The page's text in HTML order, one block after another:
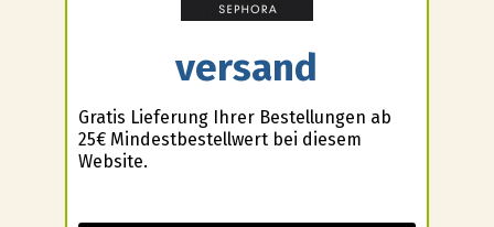
versand
Gratis Lieferung Ihrer Bestellungen ab
25€ Mindestbestellwert bei diesem
Website.